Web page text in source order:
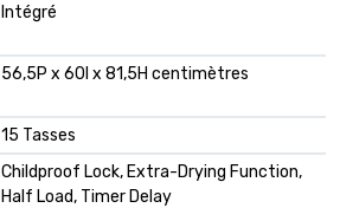
Intégré
56,5P x 60l x 81,5H centimètres
15 Tasses
Childproof Lock, Extra-Drying Function,
Half Load, Timer Delay